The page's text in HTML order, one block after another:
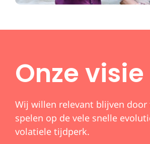
Onze visie
Wij willen relevant blijven
spelen op de vele snelle
volatiele tijdperk.